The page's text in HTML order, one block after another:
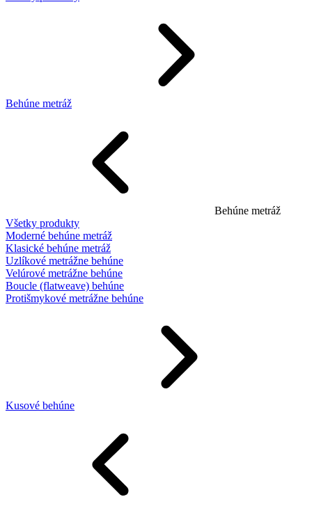
Behúne metráž
Behúne metráž
Všetky produkty
Moderné behúne metráž
Klasické behúne metráž
Uzlíkové metrážne behúne
Velúrové metrážne behúne
Boucle (flatweave) behúne
Protišmykové metrážne behúne
Kusové behúne